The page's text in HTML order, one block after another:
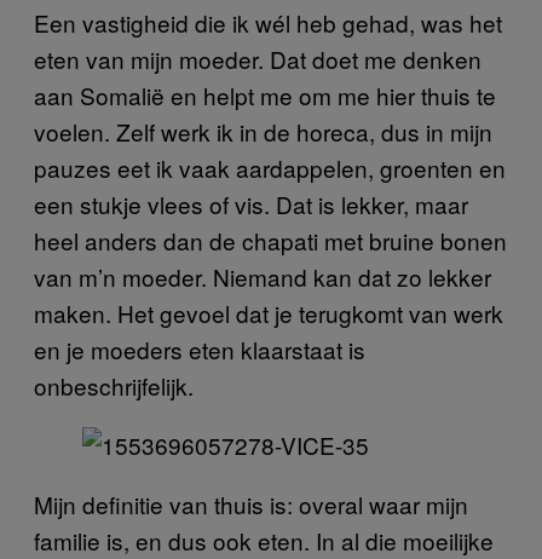
Een vastigheid die ik wél heb gehad, was het
eten van mijn moeder. Dat doet me denken
aan Somalië en helpt me om me hier thuis te
voelen. Zelf werk ik in de horeca, dus in mijn
pauzes eet ik vaak aardappelen, groenten en
een stukje vlees of vis. Dat is lekker, maar
heel anders dan de chapati met bruine bonen
van m’n moeder. Niemand kan dat zo lekker
maken. Het gevoel dat je terugkomt van werk
en je moeders eten klaarstaat is
onbeschrijfelijk.
Mijn definitie van thuis is: overal waar mijn
familie is, en dus ook eten. In al die moeilijke